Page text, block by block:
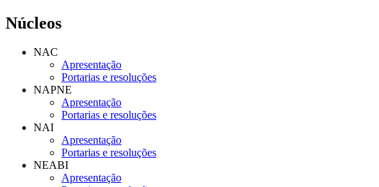
Núcleos
NAC
Apresentação
Portarias e resoluções
NAPNE
Apresentação
Portarias e resoluções
NAI
Apresentação
Portarias e resoluções
NEABI
Apresentação